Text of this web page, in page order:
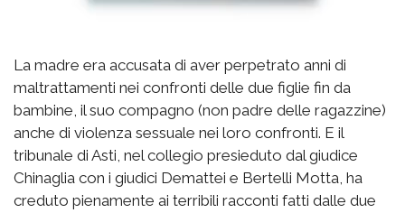
La madre era accusata di aver perpetrato anni di
maltrattamenti nei confronti delle due figlie fin da
bambine, il suo compagno (non padre delle ragazzine)
anche di violenza sessuale nei loro confronti. E il
tribunale di Asti, nel collegio presieduto dal giudice
Chinaglia con i giudici Demattei e Bertelli Motta, ha
creduto pienamente ai terribili racconti fatti dalle due